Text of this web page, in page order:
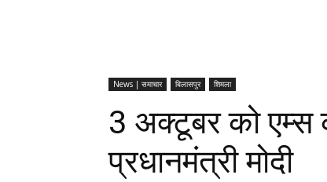
News | समाचार बिलासपुर शिमला
3 अक्टूबर को एम्स
प्रधानमंत्री मोदी